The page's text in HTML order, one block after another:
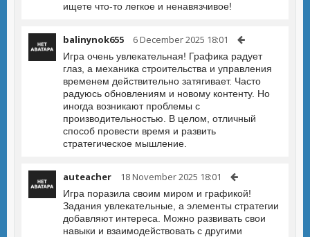
ищете что-то легкое и ненавязчивое!
balinynok655 6 December 2025 18:01
Игра очень увлекательная! Графика радует
глаз, а механика строительства и управления
временем действительно затягивает. Часто
радуюсь обновлениям и новому контенту. Но
иногда возникают проблемы с
производительностью. В целом, отличный
способ провести время и развить
стратегическое мышление.
auteacher 18 November 2025 18:01
Игра поразила своим миром и графикой!
Задания увлекательные, а элементы стратегии
добавляют интереса. Можно развивать свои
навыки и взаимодействовать с другими